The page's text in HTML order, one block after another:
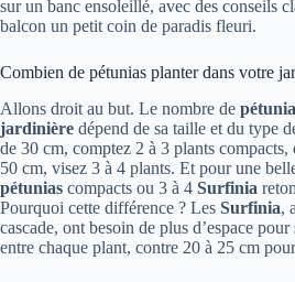
sur un banc ensoleillé, avec des conseils
balcon un petit coin de paradis fleuri.
Combien de pétunias planter dans votre
Allons droit au but. Le nombre de
jardinière dépend de sa taille et du type
de 30 cm, comptez 2 à 3 plants compacts,
50 cm, visez 3 à 4 plants. Et pour une
pétunias compacts ou 3 à 4 Surfinia
Pourquoi cette différence ? Les Surfinia,
cascade, ont besoin de plus d’espace
entre chaque plant, contre 20 à 25 cm